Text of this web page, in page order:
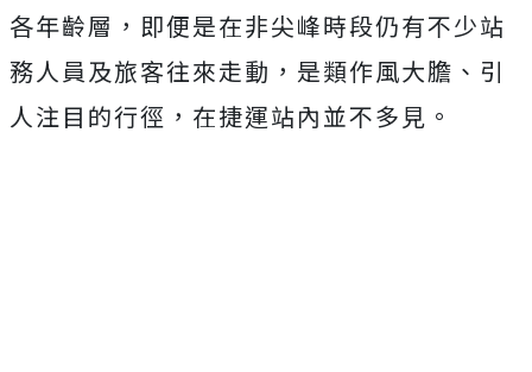
各年齡層，即便是在非尖峰時段仍有不少站
務人員及旅客往來走動，是類作風大膽、引
人注目的行徑，在捷運站內並不多見。